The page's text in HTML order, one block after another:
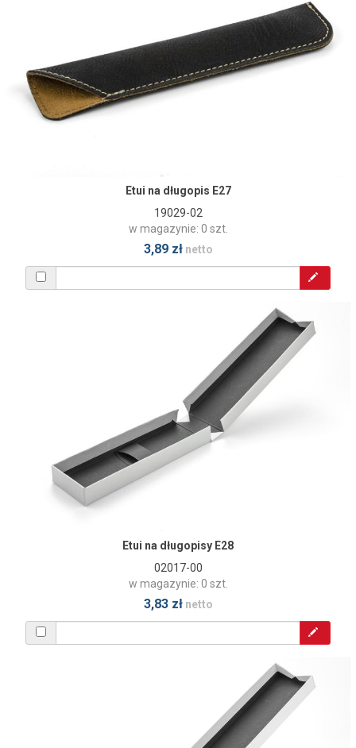
Etui na długopis E27
19029-02
w magazynie: 0 szt.
3,89 złnetto
Etui na długopisy E28
02017-00
w magazynie: 0 szt.
3,83 złnetto